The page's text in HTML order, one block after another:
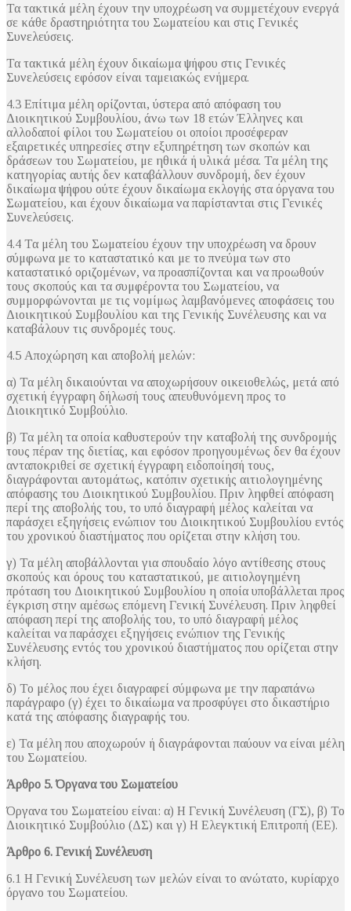
Τα τακτικά μέλη έχουν την υποχρέωση να συμμετέχουν ενεργά
σε κάθε δραστηριότητα του Σωματείου και στις Γενικές
Συνελεύσεις.
Τα τακτικά μέλη έχουν δικαίωμα ψήφου στις Γενικές
Συνελεύσεις εφόσον είναι ταμειακώς ενήμερα.
4.3 Επίτιμα μέλη ορίζονται, ύστερα από απόφαση του
Διοικητικού Συμβουλίου, άνω των 18 ετών Έλληνες και
αλλοδαποί φίλοι του Σωματείου οι οποίοι προσέφεραν
εξαιρετικές υπηρεσίες στην εξυπηρέτηση των σκοπών και
δράσεων του Σωματείου, με ηθικά ή υλικά μέσα. Τα μέλη της
κατηγορίας αυτής δεν καταβάλλουν συνδρομή, δεν έχουν
δικαίωμα ψήφου ούτε έχουν δικαίωμα εκλογής στα όργανα του
Σωματείου, και έχουν δικαίωμα να παρίστανται στις Γενικές
Συνελεύσεις.
4.4 Τα μέλη του Σωματείου έχουν την υποχρέωση να δρουν
σύμφωνα με το καταστατικό και με το πνεύμα των στο
καταστατικό οριζομένων, να προασπίζονται και να προωθούν
τους σκοπούς και τα συμφέροντα του Σωματείου, να
συμμορφώνονται με τις νομίμως λαμβανόμενες αποφάσεις του
Διοικητικού Συμβουλίου και της Γενικής Συνέλευσης και να
καταβάλουν τις συνδρομές τους.
4.5 Αποχώρηση και αποβολή μελών:
α) Τα μέλη δικαιούνται να αποχωρήσουν οικειοθελώς, μετά από
σχετική έγγραφη δήλωσή τους απευθυνόμενη προς το
Διοικητικό Συμβούλιο.
β) Τα μέλη τα οποία καθυστερούν την καταβολή της συνδρομής
τους πέραν της διετίας, και εφόσον προηγουμένως δεν θα έχουν
ανταποκριθεί σε σχετική έγγραφη ειδοποίησή τους,
διαγράφονται αυτομάτως, κατόπιν σχετικής αιτιολογημένης
απόφασης του Διοικητικού Συμβουλίου. Πριν ληφθεί απόφαση
περί της αποβολής του, το υπό διαγραφή μέλος καλείται να
παράσχει εξηγήσεις ενώπιον του Διοικητικού Συμβουλίου εντός
του χρονικού διαστήματος που ορίζεται στην κλήση του.
γ) Τα μέλη αποβάλλονται για σπουδαίο λόγο αντίθεσης στους
σκοπούς και όρους του καταστατικού, με αιτιολογημένη
πρόταση του Διοικητικού Συμβουλίου η οποία υποβάλλεται προς
έγκριση στην αμέσως επόμενη Γενική Συνέλευση. Πριν ληφθεί
απόφαση περί της αποβολής του, το υπό διαγραφή μέλος
καλείται να παράσχει εξηγήσεις ενώπιον της Γενικής
Συνέλευσης εντός του χρονικού διαστήματος που ορίζεται στην
κλήση.
δ) Το μέλος που έχει διαγραφεί σύμφωνα με την παραπάνω
παράγραφο (γ) έχει το δικαίωμα να προσφύγει στο δικαστήριο
κατά της απόφασης διαγραφής του.
ε) Τα μέλη που αποχωρούν ή διαγράφονται παύουν να είναι μέλη
του Σωματείου.
Άρθρο 5. Όργανα του Σωματείου
Όργανα του Σωματείου είναι: α) Η Γενική Συνέλευση (ΓΣ), β) Το
Διοικητικό Συμβούλιο (ΔΣ) και γ) Η Ελεγκτική Επιτροπή (ΕΕ).
Άρθρο 6. Γενική Συνέλευση
6.1 Η Γενική Συνέλευση των μελών είναι το ανώτατο, κυρίαρχο
όργανο του Σωματείου.